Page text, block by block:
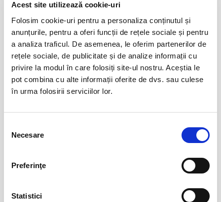
Acest site utilizează cookie-uri
Folosim cookie-uri pentru a personaliza conținutul și
anunțurile, pentru a oferi funcții de rețele sociale și pentru
a analiza traficul. De asemenea, le oferim partenerilor de
rețele sociale, de publicitate și de analize informații cu
privire la modul în care folosiți site-ul nostru. Aceștia le
pot combina cu alte informații oferite de dvs. sau culese
în urma folosirii serviciilor lor.
consimțământului
Necesare
Preferinţe
Statistici
au mai văzut de prea mult timp. Cred că cel mai emoționant spectacol
pe care l-am regizat până acum, cel mai aproape de sufletul meu, de
cum sunt eu cu adevărat.
Alex Bogdan
Evenimente similare
Ion merge la Hollywood
Bucuresti
BILETE
06
aug
aug
08